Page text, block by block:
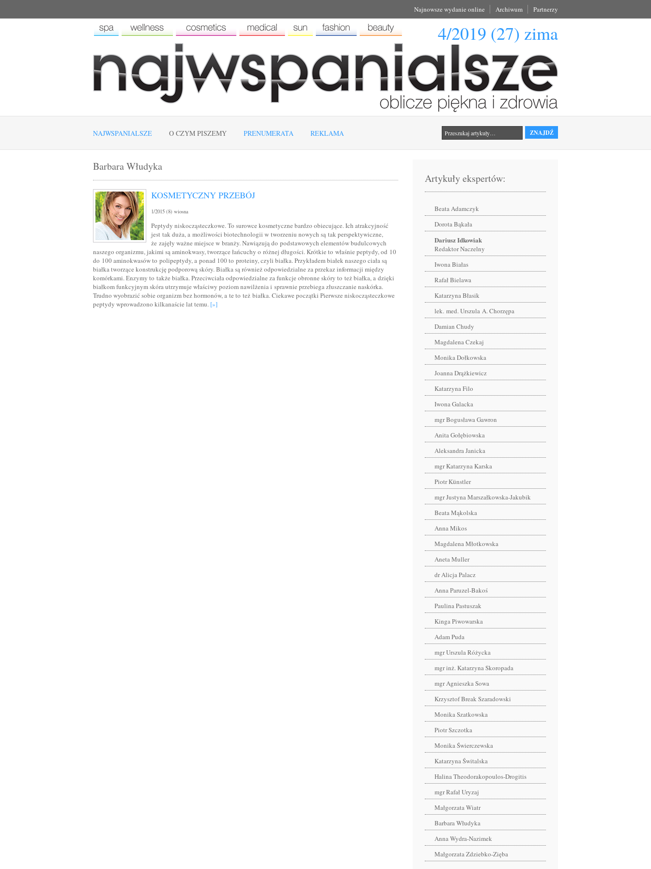
Najnowsze wydanie online Archiwum Partnerzy
4/2019 (27) zima
NAJWSPANIALSZE O CZYM PISZEMY PRENUMERATA REKLAMA
Barbara Włudyka
KOSMETYCZNY PRZEBÓJ
1/2015 (8) wiosna
Peptydy niskocząsteczkowe. To surowce kosmetyczne bardzo obiecujące. Ich atrakcyjność
jest tak duża, a możliwości biotechnologii w tworzeniu nowych są tak perspektywiczne,
że zajęły ważne miejsce w branży. Nawiązują do podstawowych elementów budulcowych
naszego organizmu, jakimi są aminokwasy, tworzące łańcuchy o różnej długości. Krótkie to właśnie peptydy, od 10
do 100 aminokwasów to polipeptydy, a ponad 100 to proteiny, czyli białka. Przykładem białek naszego ciała są
białka tworzące konstrukcję podporową skóry. Białka są również odpowiedzialne za przekaz informacji między
komórkami. Enzymy to także białka. Przeciwciała odpowiedzialne za funkcje obronne skóry to też białka, a dzięki
białkom funkcyjnym skóra utrzymuje właściwy poziom nawilżenia i sprawnie przebiega złuszczanie naskórka.
Trudno wyobrazić sobie organizm bez hormonów, a te to też białka. Ciekawe początki Pierwsze niskocząsteczkowe
peptydy wprowadzono kilkanaście lat temu. [»]
Artykuły ekspertów:
Beata Adamczyk
Dorota Bąkała
Dariusz Idkowiak
Redaktor Naczelny
Iwona Białas
Rafał Bielawa
Katarzyna Błasik
lek. med. Urszula A. Chorzępa
Damian Chudy
Magdalena Czekaj
Monika Dołkowska
Joanna Drążkiewicz
Katarzyna Filo
Iwona Galacka
mgr Bogusława Gawron
Anita Gołębiowska
Aleksandra Janicka
mgr Katarzyna Karska
Piotr Künstler
mgr Justyna Marszałkowska-Jakubik
Beata Mąkolska
Anna Mikos
Magdalena Młotkowska
Aneta Muller
dr Alicja Palacz
Anna Paruzel-Bakoś
Paulina Pastuszak
Kinga Piwowarska
Adam Puda
mgr Urszula Różycka
mgr inż. Katarzyna Skoropada
mgr Agnieszka Sowa
Krzysztof Break Szaradowski
Monika Szatkowska
Piotr Szczotka
Monika Świerczewska
Katarzyna Świtalska
Halina Theodorakopoulos-Drogitis
mgr Rafał Uryzaj
Małgorzata Wiatr
Barbara Włudyka
Anna Wydra-Nazimek
Małgorzata Zdziebko-Zięba